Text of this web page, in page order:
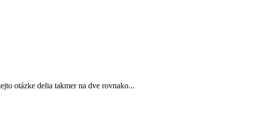
otázke delia takmer na dve rovnako...